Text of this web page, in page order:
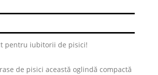
pentru iubitorii de pisici!
de pisici această oglindă compactă